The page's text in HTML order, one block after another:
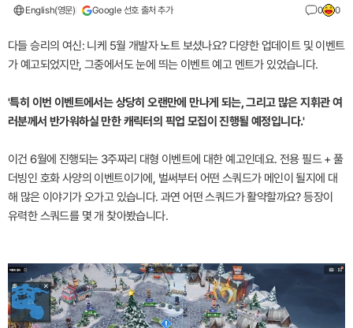
English(영문) Google 선호 출처 추가 0 0
다들 승리의 여신: 니케 5월 개발자 노트 보셨나요? 다양한 업데이트 및 이벤트
가 예고되었지만, 그중에서도 눈에 띄는 이벤트 예고 멘트가 있었습니다.
'특히 이번 이벤트에서는 상당히 오랜만에 만나게 되는, 그리고 많은 지휘관 여
러분께서 반가워하실 만한 캐릭터의 픽업 모집이 진행될 예정입니다.'
이건 6월에 진행되는 3주짜리 대형 이벤트에 대한 예고인데요. 전용 필드 + 풀
더빙인 호화 사양의 이벤트이기에, 벌써부터 어떤 스쿼드가 메인이 될지에 대
해 많은 이야기가 오가고 있습니다. 과연 어떤 스쿼드가 활약할까요? 등장이
유력한 스쿼드를 몇 개 찾아봤습니다.